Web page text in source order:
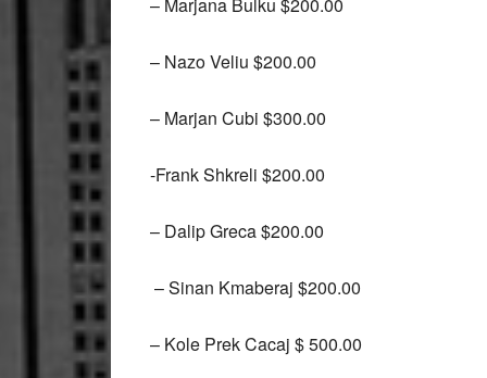
– Nazo Veliu $200.00
– Marjan Cubi $300.00
-Frank Shkreli $200.00
– Dalip Greca $200.00
– Sinan Kmaberaj $200.00
– Kole Prek Cacaj $ 500.00